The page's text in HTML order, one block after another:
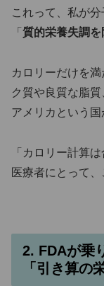
これって、私が
「 質的栄養失調を
カロリーだけを
ク質や良質な脂
アメリカという国
「カロリー計算
医療者にとって
2. FDAが乗
「引き算の